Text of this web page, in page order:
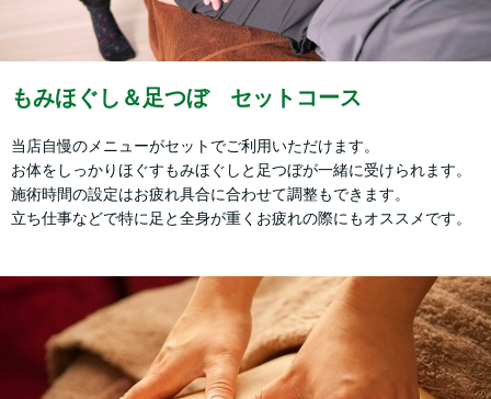
もみほぐし＆足つぼ セットコース
当店自慢のメニューがセットでご利用いただけます。
お体をしっかりほぐすもみほぐしと足つぼが一緒に受けられます。
施術時間の設定はお疲れ具合に合わせて調整もできます。
立ち仕事などで特に足と全身が重くお疲れの際にもオススメです。